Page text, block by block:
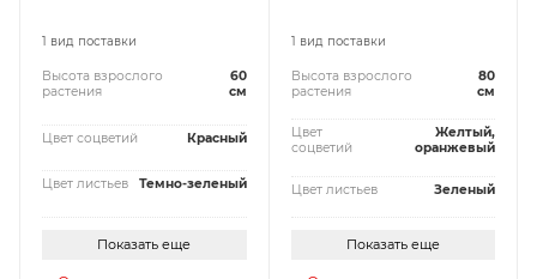
1 вид поставки
Высота взрослого
растения
60
см
Цвет соцветий Красный
Цвет листьев Темно-зеленый
Показать еще
1 вид поставки
Высота взрослого
растения
80
см
Цвет
соцветий
Желтый,
оранжевый
Цвет листьев Зеленый
Показать еще